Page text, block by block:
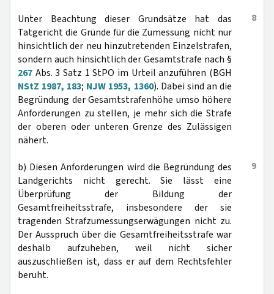
8
Unter Beachtung dieser Grundsätze hat das
Tatgericht die Gründe für die Zumessung nicht nur
hinsichtlich der neu hinzutretenden Einzelstrafen,
sondern auch hinsichtlich der Gesamtstrafe nach §
267 Abs. 3 Satz 1 StPO im Urteil anzuführen (BGH
NStZ 1987, 183; NJW 1953, 1360). Dabei sind an die
Begründung der Gesamtstrafenhöhe umso höhere
Anforderungen zu stellen, je mehr sich die Strafe
der oberen oder unteren Grenze des Zulässigen
nähert.
9
b) Diesen Anforderungen wird die Begründung des
Landgerichts nicht gerecht. Sie lässt eine
Überprüfung der Bildung der
Gesamtfreiheitsstrafe, insbesondere der sie
tragenden Strafzumessungserwägungen nicht zu.
Der Ausspruch über die Gesamtfreiheitsstrafe war
deshalb aufzuheben, weil nicht sicher
auszuschließen ist, dass er auf dem Rechtsfehler
beruht.